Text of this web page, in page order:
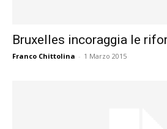
Bruxelles incoraggia le
Franco Chittolina - 1 Marzo 2015